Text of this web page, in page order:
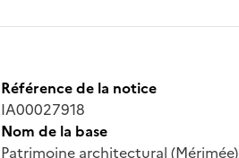
Référence de la notice
IA00027918
Nom de la base
Patrimoine architectural (Mérimée)